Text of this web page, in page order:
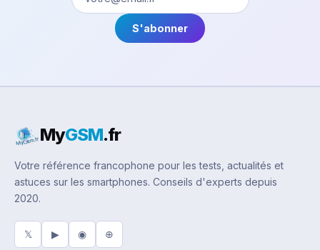
S'abonner
MyGSM.fr
Votre référence francophone pour les tests, actualités et
astuces sur les smartphones. Conseils d'experts depuis
2020.
𝕏 ▶ ◉ ⊕